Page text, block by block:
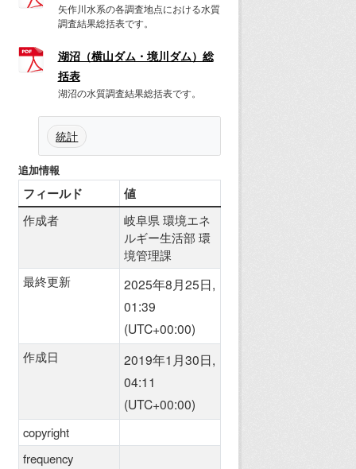
矢作川水系の各調査地点における水質
調査結果総括表です。
湖沼（横山ダム・境川ダム）総
括表
湖沼の水質調査結果総括表です。
統計
追加情報
フィールド 値
作成者
岐阜県 環境エネ
ルギー生活部 環
境管理課
最終更新
2025年8月25日,
01:39
(UTC+00:00)
作成日
2019年1月30日,
04:11
(UTC+00:00)
copyright
frequency